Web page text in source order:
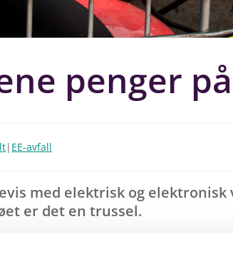
penger
| EE-avfall
med elektrisk og
er det en trussel.
som gjør at aktører i